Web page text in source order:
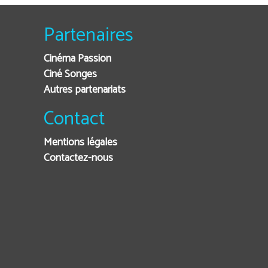
Partenaires
Cinéma Passion
Ciné Songes
Autres partenariats
Contact
Mentions légales
Contactez-nous